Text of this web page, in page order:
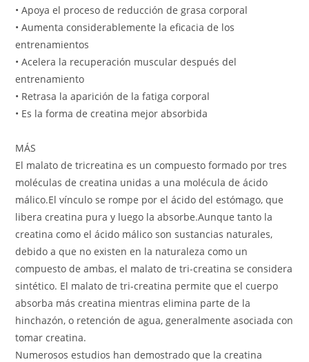
• Apoya el proceso de reducción de grasa corporal
• Aumenta considerablemente la eficacia de los
entrenamientos
• Acelera la recuperación muscular después del
entrenamiento
• Retrasa la aparición de la fatiga corporal
• Es la forma de creatina mejor absorbida
MÁS
El malato de tricreatina es un compuesto formado por tres
moléculas de creatina unidas a una molécula de ácido
málico.El vínculo se rompe por el ácido del estómago, que
libera creatina pura y luego la absorbe.Aunque tanto la
creatina como el ácido málico son sustancias naturales,
debido a que no existen en la naturaleza como un
compuesto de ambas, el malato de tri-creatina se considera
sintético. El malato de tri-creatina permite que el cuerpo
absorba más creatina mientras elimina parte de la
hinchazón, o retención de agua, generalmente asociada con
tomar creatina.
Numerosos estudios han demostrado que la creatina